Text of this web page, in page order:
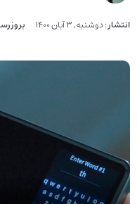
انتشار:دوشنبه, 3 آبان 1400